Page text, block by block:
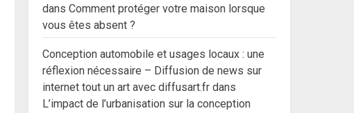
dansComment protéger votre maison lorsque
vous êtes absent ?
Conception automobile et usages locaux : une
réflexion nécessaire – Diffusion de news sur
internet tout un art avec diffusart.fr dans
L’impact de l’urbanisation sur la conception